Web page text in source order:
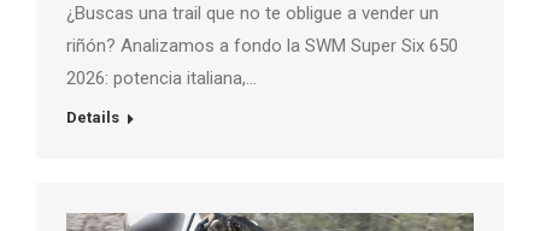
¿Buscas una trail que no te obligue a vender un
riñón? Analizamos a fondo la SWM Super Six 650
2026: potencia italiana,…
Details